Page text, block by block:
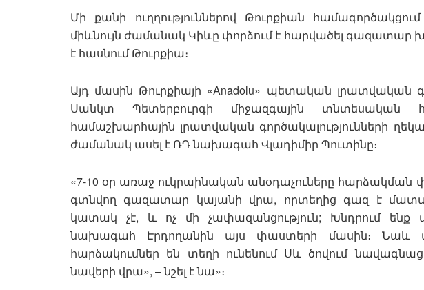
Մի քանի ուղղություններով Թուրքիան
միևնույն ժամանակ Կիևը փորձում է հարվածել գազատար
է հասնում Թուրքիա։
Այդ մասին Թուրքիայի «Anadolu» պետական լրատվական
Սանկտ Պետերբուրգի միջազգային տնտեսական
համաշխարհային լրատվական գործակալությունների
ժամանակ ասել է ՌԴ նախագահ Վլադիմիր Պուտինը։
«7-10 օր առաջ ուկրաինական անօդաչուները հարձակման
գտնվող գազատար կայանի վրա, որտեղից գազ է
կատակ չէ, և ոչ մի չափազանցություն; Խնդրում ենք
նախագահ Էրդողանին այս փաստերի մասին։ Նաև
հարձակումներ են տեղի ունենում Սև ծովում
նավերի վրա», – նշել է նա»։